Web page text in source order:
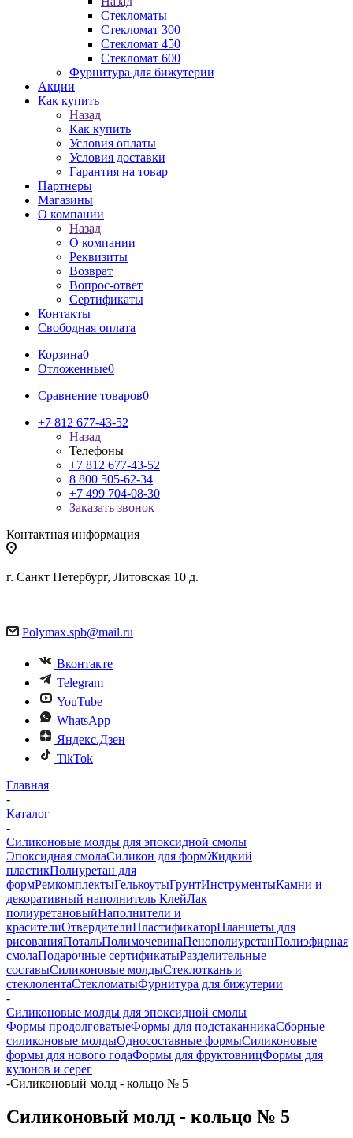
Стекломаты
Стекломат 300
Стекломат 450
Стекломат 600
Фурнитура для бижутерии
Акции
Как купить
Назад
Как купить
Условия оплаты
Условия доставки
Гарантия на товар
Партнеры
Магазины
О компании
Назад
О компании
Реквизиты
Возврат
Вопрос-ответ
Сертификаты
Контакты
Свободная оплата
Корзина0
Отложенные0
Сравнение товаров0
+7 812 677-43-52
Назад
Телефоны
+7 812 677-43-52
8 800 505-62-34
+7 499 704-08-30
Заказать звонок
Контактная информация
г. Санкт Петербург, Литовская 10 д.
Polymax.spb@mail.ru
Вконтакте
Telegram
YouTube
WhatsApp
Яндекс.Дзен
TikTok
Главная
-
Каталог
-
Силиконовые молды для эпоксидной смолы
Эпоксидная смолаСиликон для формЖидкий
пластикПолиуретан для
формРемкомплектыГелькоутыГрунтИнструментыКамни и
декоративный наполнитель КлейЛак
полиуретановыйНаполнители и
красителиОтвердителиПластификаторПланшеты для
рисованияПотальПолимочевинаПенополиуретанПолиэфирная
смолаПодарочные сертификатыРазделительные
составыСиликоновые молдыСтеклоткань и
стеклолентаСтекломатыФурнитура для бижутерии
-
Силиконовые молды для эпоксидной смолы
Формы продолговатыеФормы для подстаканникаСборные
силиконовые молдыОдносоставные формыСиликоновые
формы для нового годаФормы для фруктовницФормы для
кулонов и серег
-Силиконовый молд - кольцо № 5
Силиконовый молд - кольцо № 5